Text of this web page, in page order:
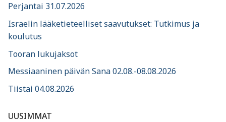
Perjantai 31.07.2026
Israelin lääketieteelliset saavutukset: Tutkimus ja
koulutus
Tooran lukujaksot
Messiaaninen päivän Sana 02.08.-08.08.2026
Tiistai 04.08.2026
UUSIMMAT